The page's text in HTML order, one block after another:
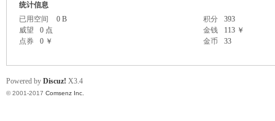
z!
统计信息
已用空间
0 B 积分
393
威望
0 点 金钱
113 ￥
点券
0 ￥ 金币 33
Powered by Discuz! X3.4
© 2001-2017 Comsenz Inc.